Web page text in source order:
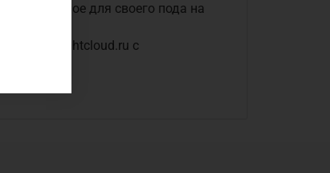
то вкусное для своего пода на
lightcloud.ru с